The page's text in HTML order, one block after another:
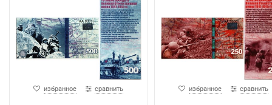
избранное сравнить избранное сравнить